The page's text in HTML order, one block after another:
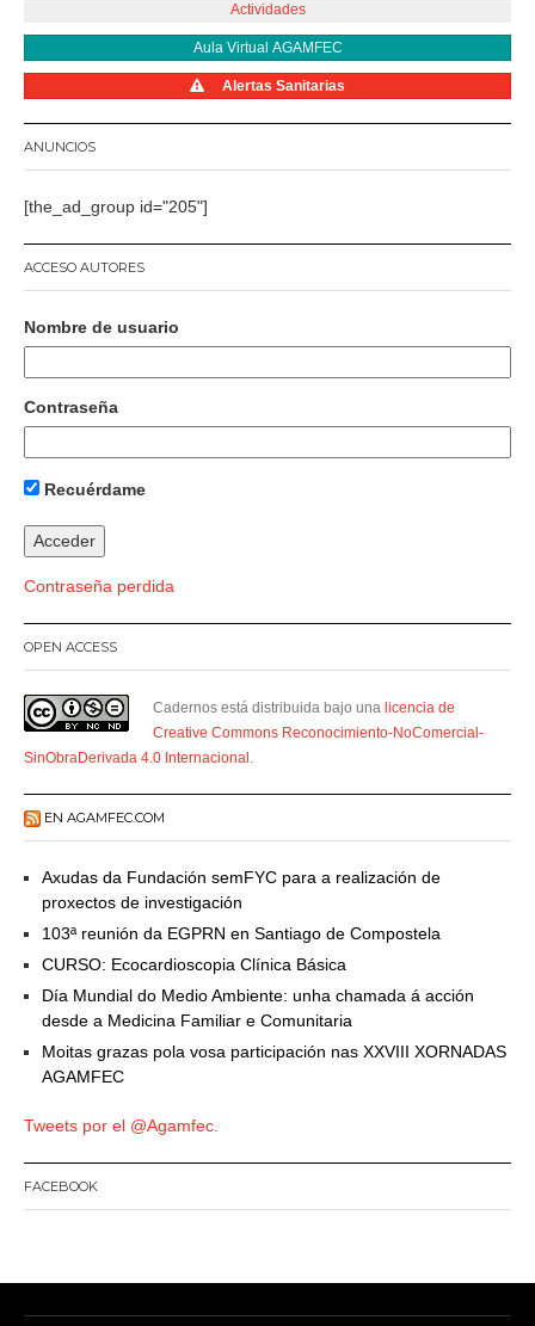
Actividades
Aula Virtual AGAMFEC
Alertas Sanitarias
ANUNCIOS
[the_ad_group id="205"]
ACCESO AUTORES
Nombre de usuario
Contraseña
Recuérdame
Contraseña perdida
OPEN ACCESS
Cadernos está distribuida bajo una licencia de
Creative Commons Reconocimiento-NoComercial-
SinObraDerivada 4.0 Internacional .
EN AGAMFEC.COM
Axudas da Fundación semFYC para a realización de
proxectos de investigación
103ª reunión da EGPRN en Santiago de Compostela
CURSO: Ecocardioscopia Clínica Básica
Día Mundial do Medio Ambiente: unha chamada á acción
desde a Medicina Familiar e Comunitaria
Moitas grazas pola vosa participación nas XXVIII XORNADAS
AGAMFEC
Tweets por el @Agamfec.
FACEBOOK